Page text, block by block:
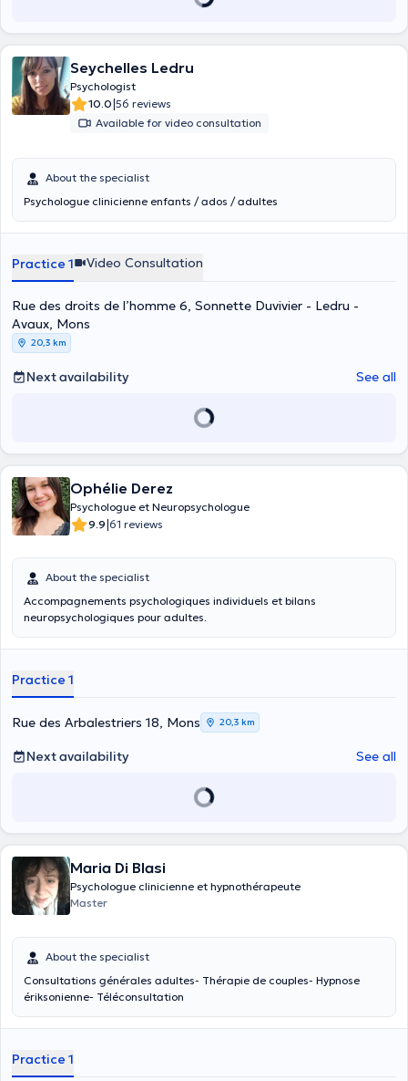
Seychelles Ledru
Psychologist
10.0|56 reviews
Available for video consultation
About the specialist
Psychologue clinicienne enfants / ados / adultes
Practice 1 Video Consultation
Rue des droits de l’homme 6, Sonnette Duvivier - Ledru -
Avaux, Mons
20,3 km
Next availability See all
Ophélie Derez
Psychologue et Neuropsychologue
9.9|61 reviews
About the specialist
Accompagnements psychologiques individuels et bilans
neuropsychologiques pour adultes.
Practice 1
Rue des Arbalestriers 18, Mons 20,3 km
Next availability See all
Maria Di Blasi
Psychologue clinicienne et hypnothérapeute
Master
About the specialist
Consultations générales adultes- Thérapie de couples- Hypnose
ériksonienne- Téléconsultation
Practice 1